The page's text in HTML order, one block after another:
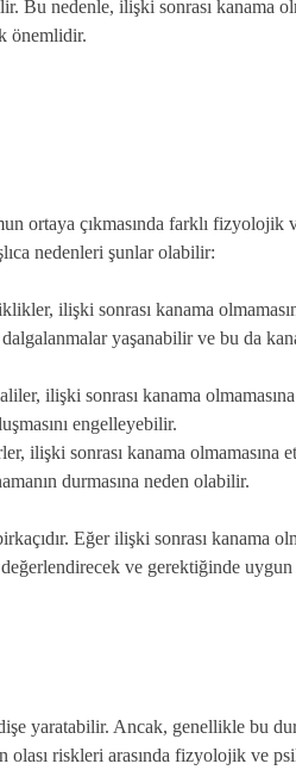
Bu nedenle, ilişki sonrası kanama
önemlidir.
ortaya çıkmasında farklı
nedenleri şunlar olabilir:
ilişki sonrası kanama
yaşanabilir ve bu da
ilişki sonrası kanama
engelleyebilir.
ilişki sonrası kanama olmamasına
durmasına neden olabilir.
Eğer ilişki sonrası kanama
ve gerektiğinde
yaratabilir. Ancak, genellikle bu
olası riskleri arasında fizyolojik ve